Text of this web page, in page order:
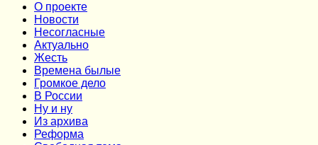
О проекте
Новости
Несогласные
Актуально
Жесть
Времена былые
Громкое дело
В России
Ну и ну
Из архива
Реформа